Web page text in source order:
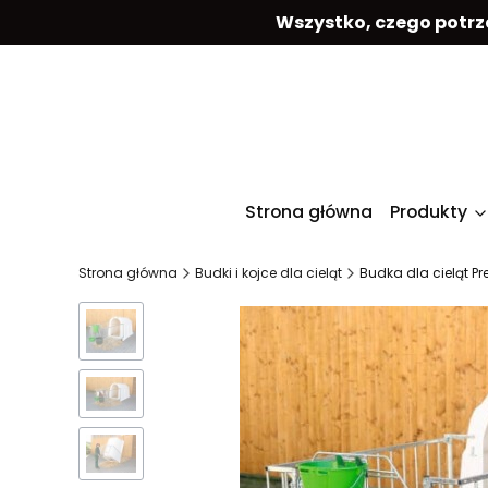
Wszystko, czego
Strona główna Produkty
Strona główna Budki i kojce dla cieląt Budka dla cieląt